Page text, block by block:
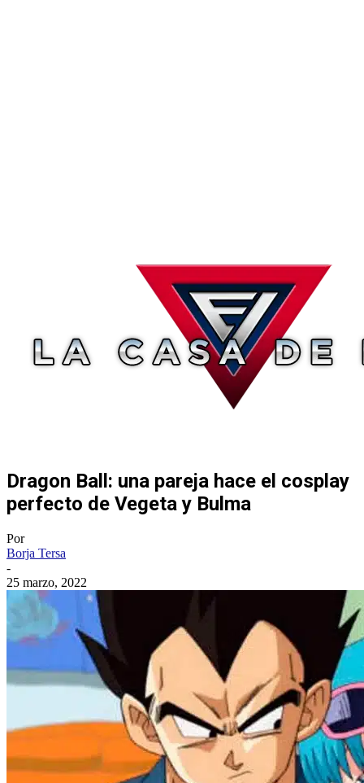
Dragon Ball: una pareja hace el cosplay
perfecto de Vegeta y Bulma
Por
Borja Tersa
-
25 marzo, 2022